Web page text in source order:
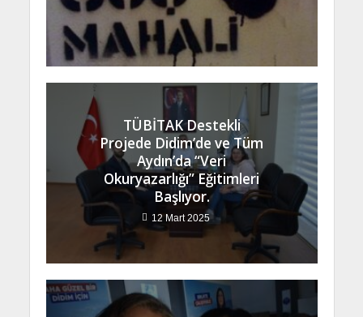
TÜBİTAK Destekli
Projede Didim’de ve Tüm
Aydın’da “Veri
Okuryazarlığı” Eğitimleri
Başlıyor.
12 Mart 2025